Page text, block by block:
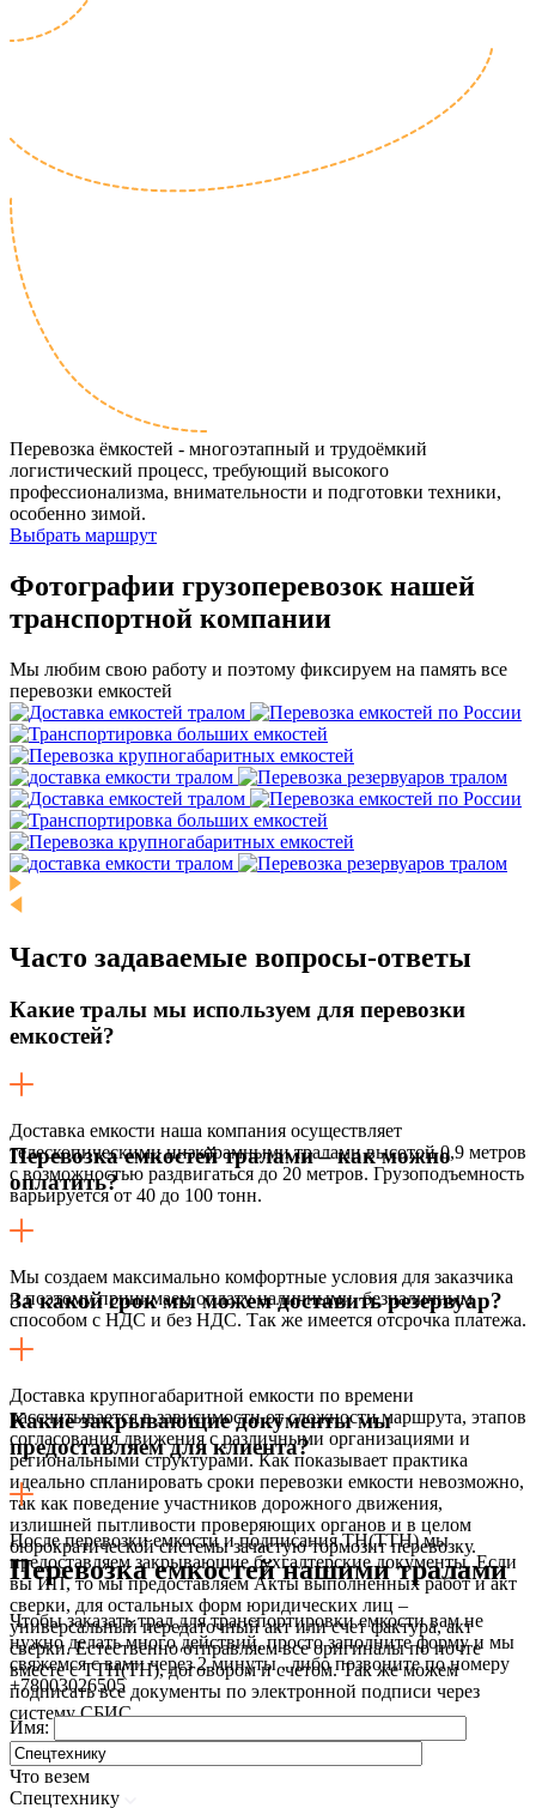
Перевозка ёмкостей - многоэтапный и трудоёмкий
логистический процесс, требующий высокого
профессионализма, внимательности и подготовки техники,
особенно зимой.
Выбрать маршрут
Фотографии грузоперевозок нашей
транспортной компании
Мы любим свою работу и поэтому фиксируем на память все
перевозки емкостей
Часто задаваемые вопросы-ответы
Какие тралы мы используем для перевозки
емкостей?
Доставка емкости наша компания осуществляет
телескопическими низкорамными тралами высотой 0,9 метров
с возможностью раздвигаться до 20 метров. Грузоподъемность
варьируется от 40 до 100 тонн.
Перевозка емкостей тралами – как можно
оплатить?
Мы создаем максимально комфортные условия для заказчика
и поэтому принимаем оплату наличными, безналичным
способом с НДС и без НДС. Так же имеется отсрочка платежа.
За какой срок мы можем доставить резервуар?
Доставка крупногабаритной емкости по времени
рассчитывается в зависимости от сложности маршрута, этапов
согласования движения с различными организациями и
региональными структурами. Как показывает практика
идеально спланировать сроки перевозки емкости невозможно,
так как поведение участников дорожного движения,
излишней пытливости проверяющих органов и в целом
бюрократической системы зачастую тормозит перевозку.
Какие закрывающие документы мы
предоставляем для клиента?
После перевозки емкости и подписания ТН(ТТН) мы
предоставляем закрывающие бухгалтерские документы. Если
вы ИП, то мы предоставляем Акты выполненных работ и акт
сверки, для остальных форм юридических лиц –
универсальный передаточный акт или счет фактура, акт
сверки. Естественно отправляем все оригиналы по почте
вместе с ТТН(ТН), договором и счетом. Так же можем
подписать все документы по электронной подписи через
систему СБИС.
Перевозка емкостей нашими тралами
Чтобы заказать трал для транспортировки емкости вам не
нужно делать много действий, просто заполните форму и мы
свяжемся с вами через 2 минуты , либо позвоните по номеру
+78003026505
Имя:
Что везем
Спецтехнику